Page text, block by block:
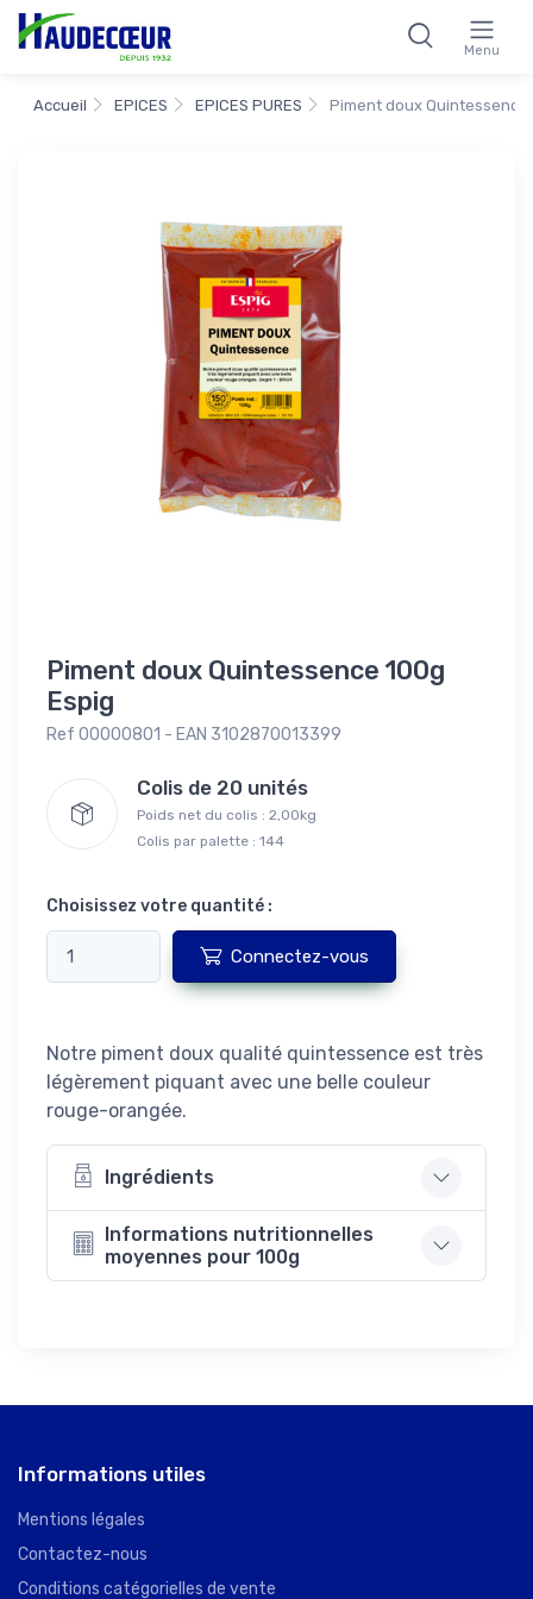
Menu
Accueil EPICES EPICES PURES Piment doux Quintessence
Piment doux Quintessence 100g
Espig
Ref 00000801 - EAN 3102870013399
Colis de 20 unités
Poids net du colis : 2,00kg
Colis par palette : 144
Choisissez votre quantité :
Connectez-vous
Notre piment doux qualité quintessence est très
légèrement piquant avec une belle couleur
rouge-orangée.
Ingrédients
Informations nutritionnelles
moyennes pour 100g
Informations utiles
Mentions légales
Contactez-nous
Conditions catégorielles de vente